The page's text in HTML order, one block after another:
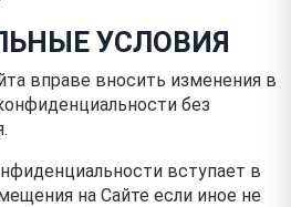
УСЛОВИЯ
вправе вносить изменения в
без
вступает в
на Сайте если иное не